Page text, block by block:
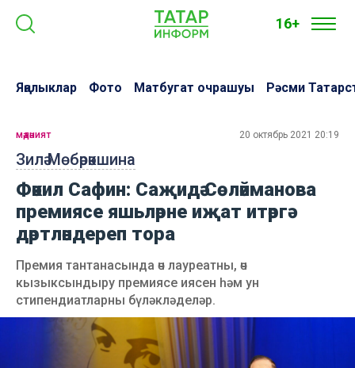
16+
Яңалыклар Фото Матбугат очрашуы Рәсми
Зилә Мөбәрәкшина
мәдәният 20 октябрь 2021 20:19
Фәкил Сафин: Саҗидә Сөләйманова
премиясе яшьләрне иҗат итәргә
дәртләндереп тора
Премия тантанасында өч лауреатны, өч
кызыксындыру премиясе иясен һәм ун
стипендиатларны бүләкләделәр.